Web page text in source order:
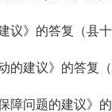
议》的答复（县
的建议》的答复
障问题的建议》